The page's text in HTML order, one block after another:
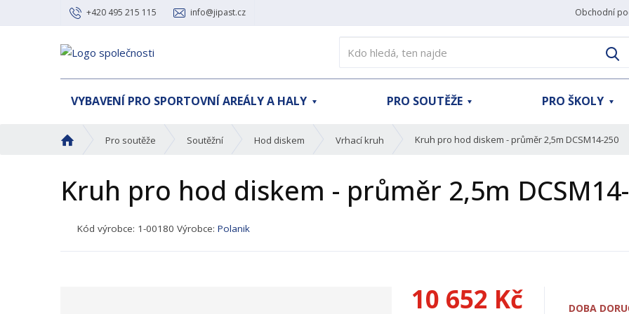
+420 495 215 115 info@jipast.cz Obchodní
VYBAVENÍ PRO SPORTOVNÍ AREÁLY A HALY PRO SOUTĚŽE PRO ŠKOLY
d
n
s
Pro soutěže Soutěžní Hod diskem Vrhací kruh Kruh pro hod diskem - průměr 2,5m DCSM14-250
Kruh pro hod diskem - průměr 2,5m
K
Kód výrobce: 1-00180 Výrobce:Polanik
10 652 Kč DOBA